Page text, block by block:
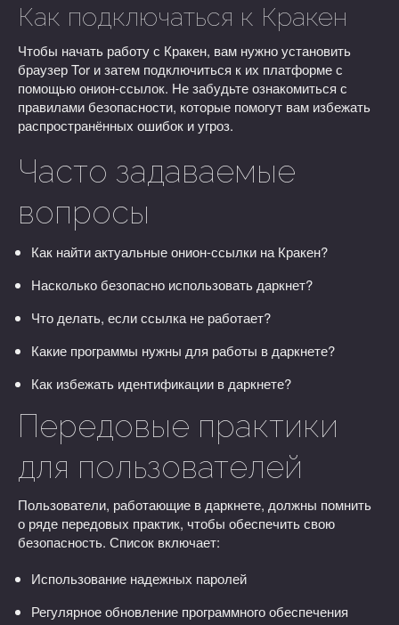
Как подключаться к Кракен
Чтобы начать работу с Кракен, вам нужно установить
браузер Tor и затем подключиться к их платформе с
помощью онион-ссылок. Не забудьте ознакомиться с
правилами безопасности, которые помогут вам избежать
распространённых ошибок и угроз.
Часто задаваемые
вопросы
Как найти актуальные онион-ссылки на Кракен?
Насколько безопасно использовать даркнет?
Что делать, если ссылка не работает?
Какие программы нужны для работы в даркнете?
Как избежать идентификации в даркнете?
Передовые практики
для пользователей
Пользователи, работающие в даркнете, должны помнить
о ряде передовых практик, чтобы обеспечить свою
безопасность. Список включает:
Использование надежных паролей
Регулярное обновление программного обеспечения